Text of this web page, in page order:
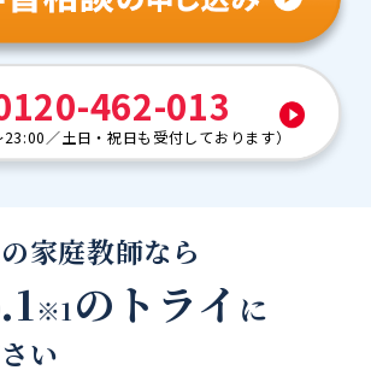
462-013
／土日・祝日も受付しております）
家庭教師なら
※1のトライ に
い